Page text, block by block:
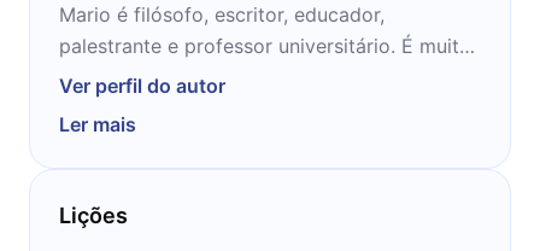
Mario é filósofo, escritor, educador,
palestrante e professor universitário. É muito
conhecido por divulgar pensadores com
Filho, Leandro Karnal e Renato Janine Ribeiro
e analisar questões sociais ligadas à filosofia
na sociedade contemporânea.
É professor titular do Departamento de
Ver perfil do autor
Ler mais
Lições